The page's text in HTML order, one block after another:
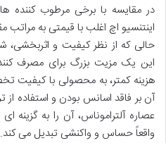
در مقایسه با برخی مرطوب کننده
اینتنسیو اچ اغلب با قیمتی به
حالی که از نظر کیفیت و اثربخشی،
این یک مزیت بزرگ برای مصرف
هزینه کمتر، به محصولی با کیفیت
آن بر فاقد اسانس بودن و استفاده از
عصاره آلتراموناس، آن را به گزینه
واقعاً حساس و واکنشی تبدیل می کند.